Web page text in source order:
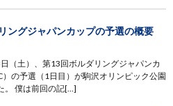
ングジャパンカップの予選の概要
（土）、第13回ボルダリングジャパンカ
）の予選（1日目）が駒沢オリンピック公園
。 僕は前回の記[…]